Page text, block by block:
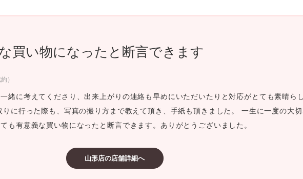
スダイヤモンド&バースストー
ーズサポート
プ
ショップブログ
買い物になったと断言できます
）
緒に考えてくださり、出来上がりの連絡も早めにいただいたりと対応がとても素晴ら
に行った際も、写真の撮り方まで教えて頂き、手紙も頂きました。 一生に一度の大切
も有意義な買い物になったと断言できます。ありがとうございました。
山形店の店舗詳細へ